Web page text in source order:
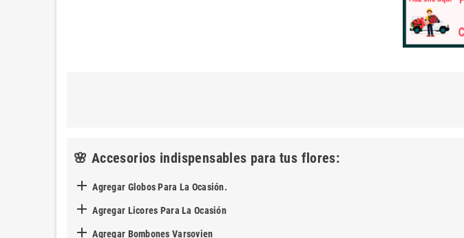
🌸 Accesorios indispensables para tus flores:
 Agregar Globos Para La Ocasión.
 Agregar Licores Para La Ocasión
 Agregar Bombones Varsovien